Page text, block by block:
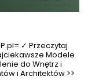
✓ Przeczytaj
Modele
do Wnętrz i
i Architektów >>